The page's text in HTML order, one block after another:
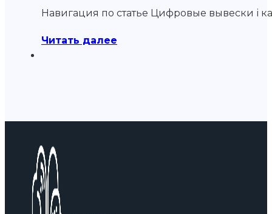
Навигация по статье Цифровые вывески і
Читать далее